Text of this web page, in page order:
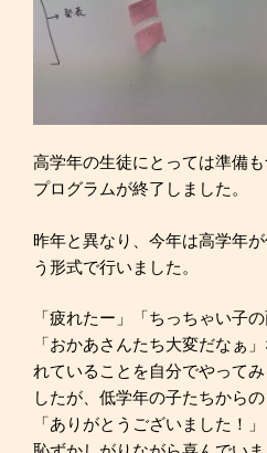
高学年の生徒にとっては準備
プログラムが終了しました。
昨年と異なり、今年は高学年
う形式で行いました。
「疲れたー」「ちっちゃい子
「おかあさんたち大変だなぁ
れていることを自分でやって
したが、低学年の子たちから
「ありがとうございました！